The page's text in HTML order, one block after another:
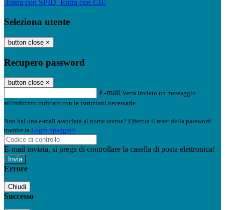
Entra con SPID Entra con CIE
Seleziona utente
button close ×
Recupero password
button close ×
E-mail Verrà inviato un messaggio
all'indirizzo indicato con le istruzioni necessarie.
Non hai una e-mail associata al nome utente? Effettua il reset della password
tramite la Login Spaggiari
E-mail inviata, si prega di controllare la casella di posta elettronica!
Errore
Chiudi
Successo